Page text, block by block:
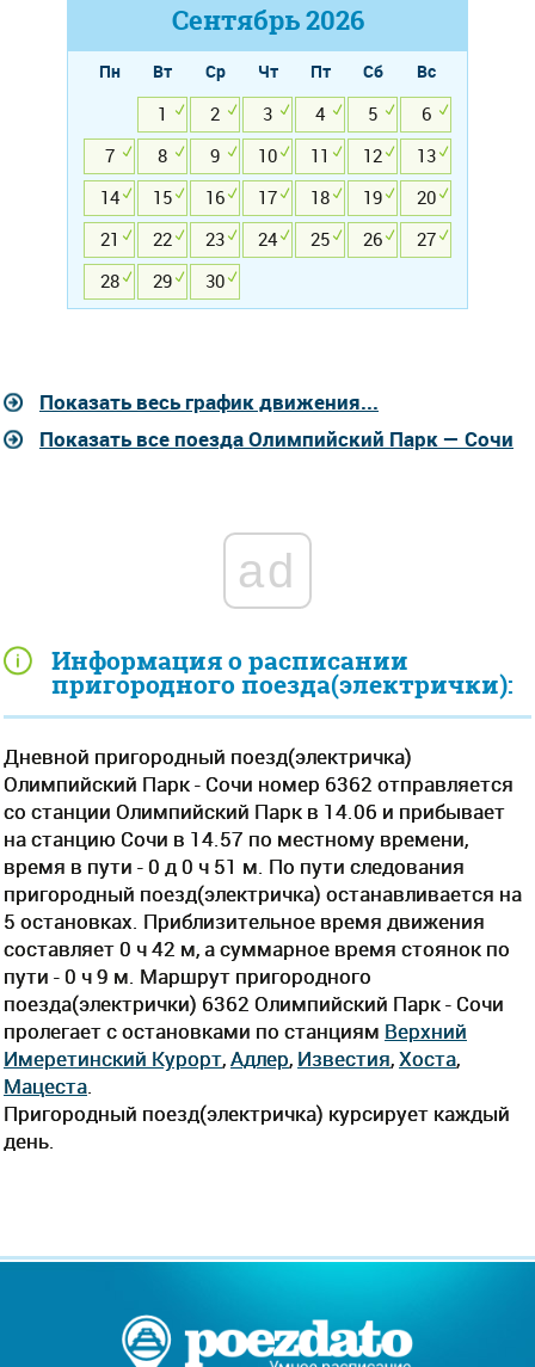
Информация о расписании
пригородного поезда(электрички):
Дневной пригородный поезд(электричка)
Олимпийский Парк - Сочи номер 6362 отправляется
со станции Олимпийский Парк в 14.06 и прибывает
на станцию Сочи в 14.57 по местному времени,
время в пути - 0 д 0 ч 51 м. По пути следования
пригородный поезд(электричка) останавливается на
5 остановках. Приблизительное время движения
составляет 0 ч 42 м, а суммарное время стоянок по
пути - 0 ч 9 м. Маршрут пригородного
поезда(электрички) 6362 Олимпийский Парк - Сочи
пролегает c остановками по станциям Верхний
Имеретинский Курорт,Адлер, Известия,Хоста,
Мацеста
Пригородный поезд(электричка) курсирует каждый
день.
Сентябрь2026
Пн Вт Ср Чт Пт Сб
Вс
1
2 3 4 5
6
7
8 9 10 11 12
13
14
15 16 17 18 19
20
21
22 23 24 25 26
27
28
29 30
Показать весь график движения...
Показать все поезда Олимпийский Парк — Сочи
ad